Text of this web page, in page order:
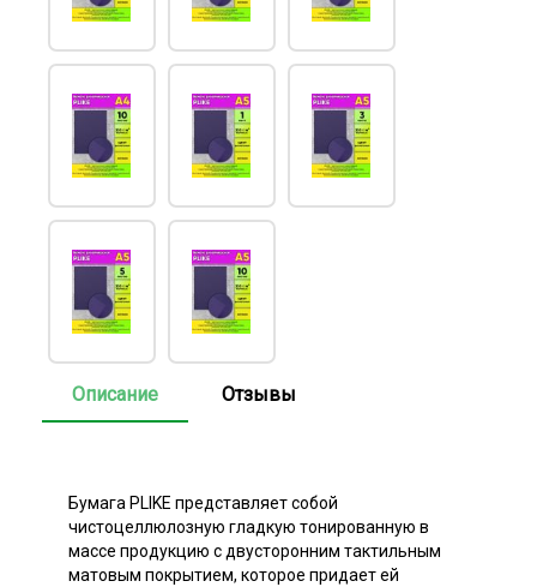
Описание Отзывы
Бумага PLIKE представляет собой
чистоцеллюлозную гладкую тонированную в
массе продукцию с двусторонним тактильным
матовым покрытием, которое придает ей